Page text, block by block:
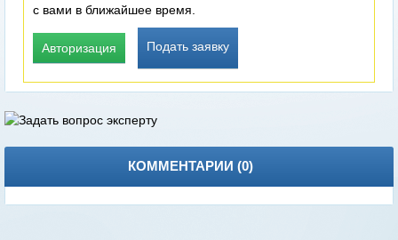
с вами в ближайшее время.
Авторизация Подать заявку
КОММЕНТАРИИ (0)